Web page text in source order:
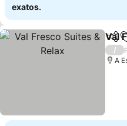
exatos.
Val
/
A